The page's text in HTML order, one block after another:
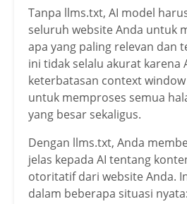
- [Pertanyaan
Tanpa llms.txt, AI model
seluruh website Anda untuk
apa yang paling relevan dan
ini tidak selalu akurat karena
keterbatasan context
untuk memproses semua
yang besar sekaligus.
Dengan llms.txt, Anda
jelas kepada AI tentang
otoritatif dari website Anda.
dalam beberapa situasi nyata: